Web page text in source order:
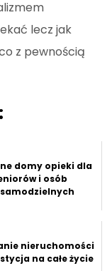
lecz jak
z pewnością
domy opieki dla
i osób
nieruchomości
na całe życie